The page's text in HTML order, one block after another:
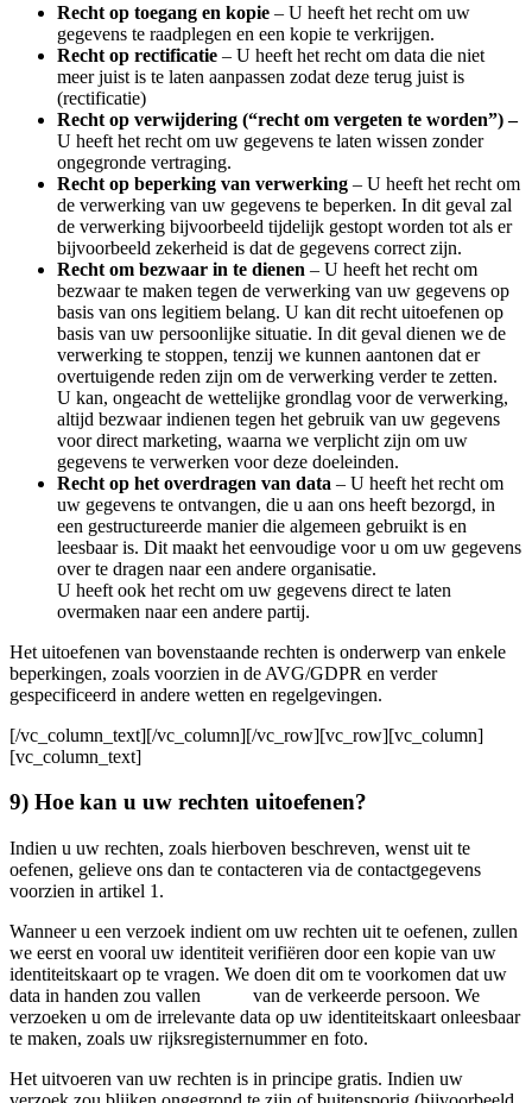
Recht op toegang en kopie – U heeft het recht om uw
gegevens te raadplegen en een kopie te verkrijgen.
Recht op rectificatie – U heeft het recht om data die niet
meer juist is te laten aanpassen zodat deze terug juist is
(rectificatie)
Recht op verwijdering (“recht om vergeten te worden”) –
U heeft het recht om uw gegevens te laten wissen zonder
ongegronde vertraging.
Recht op beperking van verwerking – U heeft het recht om
de verwerking van uw gegevens te beperken. In dit geval zal
de verwerking bijvoorbeeld tijdelijk gestopt worden tot als er
bijvoorbeeld zekerheid is dat de gegevens correct zijn.
Recht om bezwaar in te dienen – U heeft het recht om
bezwaar te maken tegen de verwerking van uw gegevens op
basis van ons legitiem belang. U kan dit recht uitoefenen op
basis van uw persoonlijke situatie. In dit geval dienen we de
verwerking te stoppen, tenzij we kunnen aantonen dat er
overtuigende reden zijn om de verwerking verder te zetten.
U kan, ongeacht de wettelijke grondlag voor de verwerking,
altijd bezwaar indienen tegen het gebruik van uw gegevens
voor direct marketing, waarna we verplicht zijn om uw
gegevens te verwerken voor deze doeleinden.
Recht op het overdragen van data – U heeft het recht om
uw gegevens te ontvangen, die u aan ons heeft bezorgd, in
een gestructureerde manier die algemeen gebruikt is en
leesbaar is. Dit maakt het eenvoudige voor u om uw gegevens
over te dragen naar een andere organisatie.
U heeft ook het recht om uw gegevens direct te laten
overmaken naar een andere partij.
Het uitoefenen van bovenstaande rechten is onderwerp van enkele
beperkingen, zoals voorzien in de AVG/GDPR en verder
gespecificeerd in andere wetten en regelgevingen.
[/vc_column_text][/vc_column][/vc_row][vc_row][vc_column]
[vc_column_text]
9) Hoe kan u uw rechten uitoefenen?
Indien u uw rechten, zoals hierboven beschreven, wenst uit te
oefenen, gelieve ons dan te contacteren via de contactgegevens
voorzien in artikel 1.
Wanneer u een verzoek indient om uw rechten uit te oefenen, zullen
we eerst en vooral uw identiteit verifiëren door een kopie van uw
identiteitskaart op te vragen. We doen dit om te voorkomen dat uw
data in handen zou vallen van de verkeerde persoon. We
verzoeken u om de irrelevante data op uw identiteitskaart onleesbaar
te maken, zoals uw rijksregisternummer en foto.
Het uitvoeren van uw rechten is in principe gratis. Indien uw